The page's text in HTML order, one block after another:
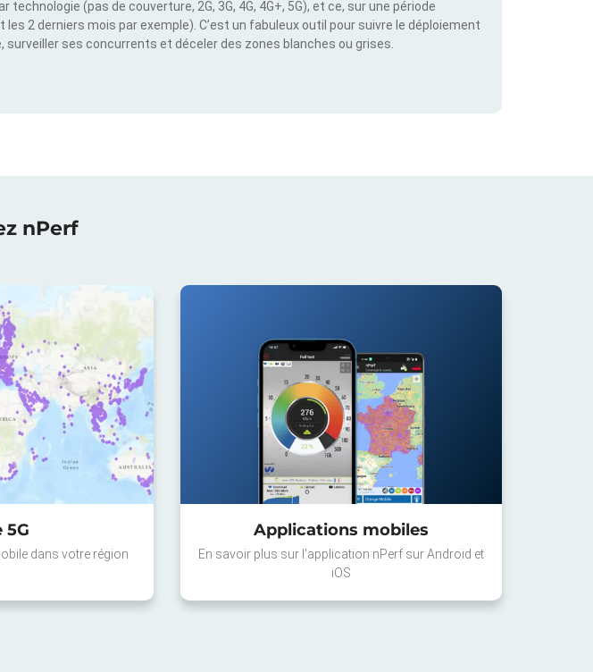
technologie (pas de couverture, 2G, 3G, 4G, 4G+, 5G), et ce, sur une période
2 derniers mois par exemple). C’est un fabuleux outil pour suivre le déploiement
surveiller ses concurrents et déceler des zones blanches ou grises.
nPerf
5G
dans votre région
Applications mobiles
En savoir plus sur l'application nPerf sur Android et
iOS